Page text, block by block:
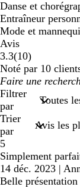
Danse et
Entraîneur
Mode et
Avis
3.3(1010
avis
)
Noté par 10
Mes
saisies
de
recherche
Filtrer
par
Trier
par
5
Simplement
14 déc. 2023 |
Belle